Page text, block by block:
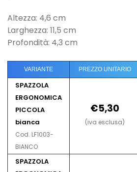
Altezza: 4,6 cm
Larghezza: 11,5 cm
Profondità: 4,3 cm
VARIANTE PREZZO UNITARIO
SPAZZOLA
ERGONOMICA
PICCOLA
bianca
Cod. LF1003-
BIANCO
€5,30
(iva esclusa)
SPAZZOLA